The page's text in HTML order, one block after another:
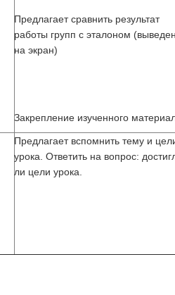
Предлагает сравнить результат
работы групп с эталоном
на экран)
Закрепление изученного
Предлагает вспомнить тему и
урока. Ответить на вопрос:
ли цели урока.